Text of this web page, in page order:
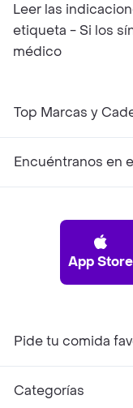
Leer las
etiqueta - Si los
médico
Top Marcas y
Encuéntranos en
App Store
Pide tu comida
Categorías